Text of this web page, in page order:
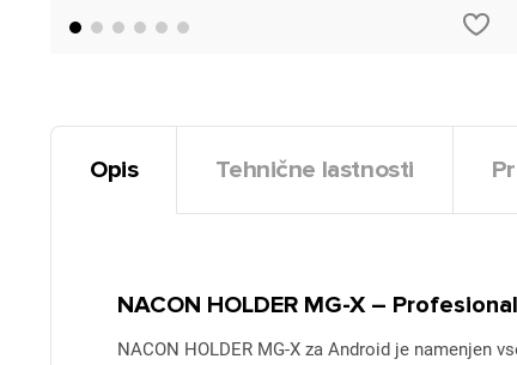
Opis Tehnične lastnosti
NACON HOLDER MG-X –
NACON HOLDER MG-X za Android je